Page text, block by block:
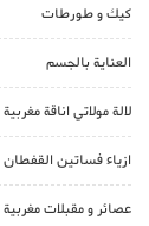
كيك و طورطات
العناية بالجسم
لالة مولاتي اناقة مغربية
ازياء فساتين القفطان
عصائر و مقبلات مغربية